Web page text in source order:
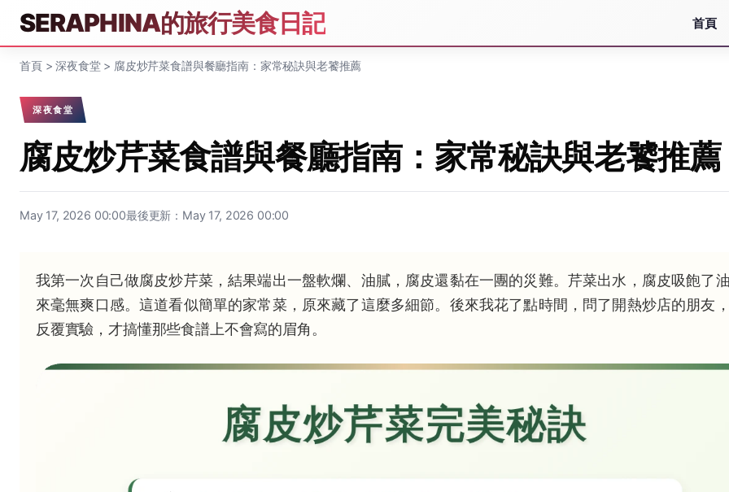
SERAPHINA的旅行美食日記 首頁
首頁>深夜食堂> 腐皮炒芹菜食譜與餐廳指南：家常秘訣與老饕推薦
深夜食堂
腐皮炒芹菜食譜與餐廳指南：家常秘訣與老饕推薦
May 17, 2026 00:00最後更新：May 17, 2026 00:00
我第一次自己做腐皮炒芹菜，結果端出一盤軟爛、油膩，腐皮還黏在一團的災難。芹菜出水，腐皮吸飽了
來毫無爽口感。這道看似簡單的家常菜，原來藏了這麼多細節。後來我花了點時間，問了開熱炒店的朋友
反覆實驗，才搞懂那些食譜上不會寫的眉角。